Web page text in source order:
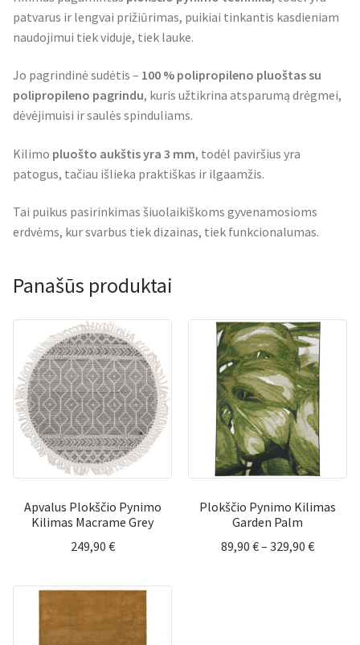
patvarus ir lengvai prižiūrimas, puikiai tinkantis kasdieniam
naudojimui tiek viduje, tiek lauke.
Jo pagrindinė sudėtis – 100 % polipropileno pluoštas su
polipropileno pagrindu, kuris užtikrina atsparumą drėgmei,
dėvėjimuisi ir saulės spinduliams.
Kilimo pluošto aukštis yra 3 mm, todėl paviršius yra
patogus, tačiau išlieka praktiškas ir ilgaamžis.
Tai puikus pasirinkimas šiuolaikiškoms gyvenamosioms
erdvėms, kur svarbus tiek dizainas, tiek funkcionalumas.
Panašūs produktai
Apvalus Plokščio Pynimo
Kilimas Macrame Grey
249,90 €
Plokščio Pynimo Kilimas
Garden Palm
89,90 €– 329,90 €Price